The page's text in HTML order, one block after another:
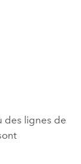
des lignes de